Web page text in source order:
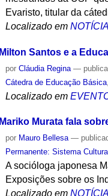
Evaristo, titular da
Localizado em
Milton Santos e a
porCláudia Regina —
Cátedra de Educação Básica
Localizado em
Mariko Murata fala
por Mauro Bellesa —
Permanente: Sistema
A socióloga japonesa
Exposições sobre os
Localizado em